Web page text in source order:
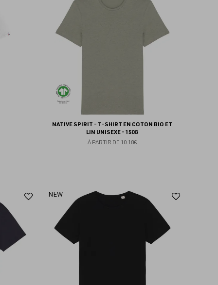
favoris
NATIVE SPIRIT - T-SHIRT EN COTON BIO ET
LIN UNISEXE - 150G
À PARTIR DE 10.18€
Ajouter
favoris
NEW